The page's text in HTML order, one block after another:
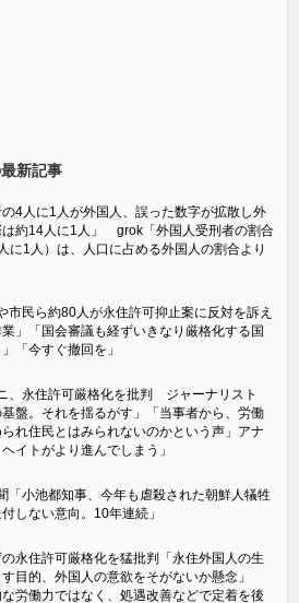
新記事
4人に1人が外国人、誤った数字が拡散し外
約14人に1人」 grok「外国人受刑者の割合
に1人）は、人口に占める外国人の割合より
市民ら約80人が永住許可抑止案に反対を訴え
業」「国会審議も経ずいきなり厳格化する国
「今すぐ撤回を」
ニ、永住許可厳格化を批判 ジャーナリスト
基盤。それを揺るがす」「当事者から、労働
れ住民とはみられないのかという声」アナ
イトがより進んでしまう」
「小池都知事、今年も虐殺された朝鮮人犠牲
しない意向。10年連続」
永住許可厳格化を猛批判「永住外国人の生
目的、外国人の意欲をそがないか懸念」
な労働力ではなく、処遇改善などで定着を後